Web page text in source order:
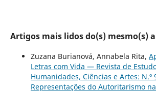
Artigos mais lidos do(s) mesmo(s)
Zuzana Burianová, Annabela Rita,
Letras com Vida — Revista de
Humanidades, Ciências e Artes: N.º
Representações do Autoritarismo